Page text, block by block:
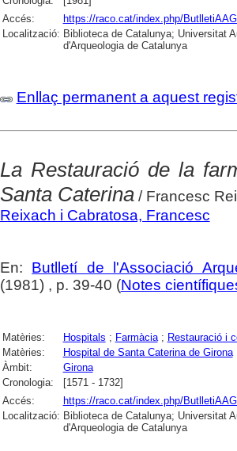
Accés:
https://raco.cat/index.php/
Localització: Biblioteca de Catalunya; Universitat
d'Arqueologia de Catalunya
Enllaç permanent a aquest
La Restauració de la
Santa Caterina/ Francesc
Reixach i Cabratosa, Francesc
En: Butlletí de l'Associació
(1981) , p. 39-40 (Notes
Matèries: Hospitals ; Farmàcia; Restauració i
Matèries:
Hospital de Santa Caterina de Girona
Àmbit:
Girona
Cronologia:
[1571 - 1732]
Accés:
https://raco.cat/index.php/
Localització: Biblioteca de Catalunya; Universitat
d'Arqueologia de Catalunya